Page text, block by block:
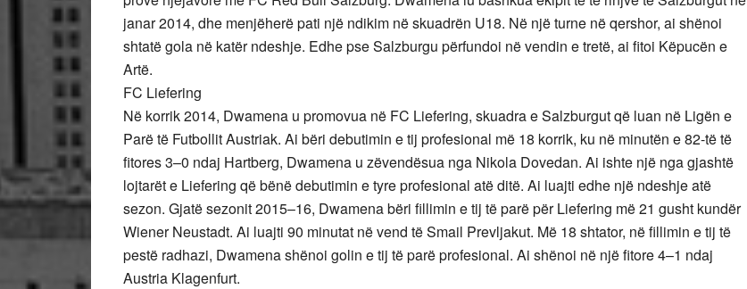
janar 2014, dhe menjëherë pati një ndikim në skuadrën U18. Në një turne në qershor, ai shënoi
shtatë gola në katër ndeshje. Edhe pse Salzburgu përfundoi në vendin e tretë, ai fitoi Këpucën e
Artë.
FC Liefering
Në korrik 2014, Dwamena u promovua në FC Liefering, skuadra e Salzburgut që luan në Ligën e
Parë të Futbollit Austriak. Ai bëri debutimin e tij profesional më 18 korrik, ku në minutën e 82-të të
fitores 3–0 ndaj Hartberg, Dwamena u zëvendësua nga Nikola Dovedan. Ai ishte një nga gjashtë
lojtarët e Liefering që bënë debutimin e tyre profesional atë ditë. Ai luajti edhe një ndeshje atë
sezon. Gjatë sezonit 2015–16, Dwamena bëri fillimin e tij të parë për Liefering më 21 gusht kundër
Wiener Neustadt. Ai luajti 90 minutat në vend të Smail Prevljakut. Më 18 shtator, në fillimin e tij të
pestë radhazi, Dwamena shënoi golin e tij të parë profesional. Ai shënoi në një fitore 4–1 ndaj
Austria Klagenfurt.